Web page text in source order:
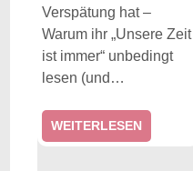
Verspätung hat –
Warum ihr „Unsere Zeit
ist immer“ unbedingt
lesen (und…
WEITERLESEN